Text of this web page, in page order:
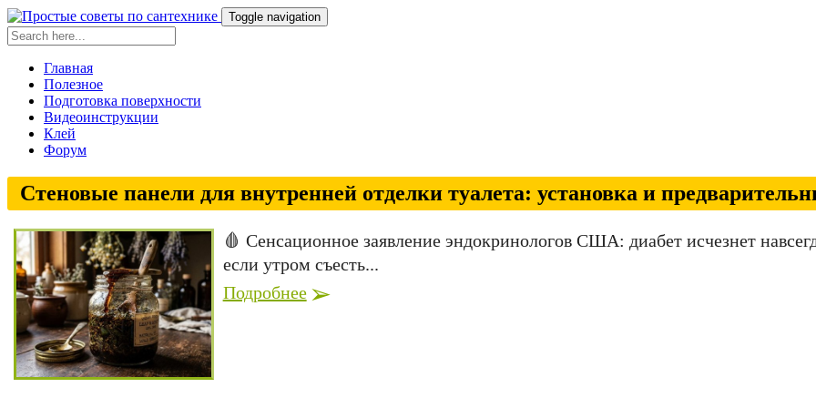
Toggle navigation
Главная
Полезное
Подготовка поверхности
Видеоинструкции
Клей
Форум
Стеновые панели для внутренней отделки туалета: установка и
🩸 Сенсационное заявление эндокринологов США: диабет исчезнет
если утром съесть...
Подробнее